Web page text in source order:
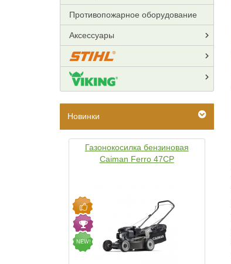
Противопожарное оборудование
Аксессуары
Новинки
Газонокосилка бензиновая
Caiman Ferro 47CP
NEW!